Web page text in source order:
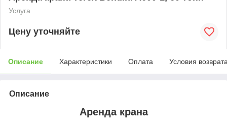
Услуга
Цену уточняйте
Описание Характеристики Оплата Условия
Описание
Аренда крана